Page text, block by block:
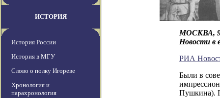
ИСТОРИЯ
История России
История в МГУ
Слово о полку Игореве
Хронология и
парахронология
МОСКВА, 9
Новости в
РИА
Были в
Пушкина).